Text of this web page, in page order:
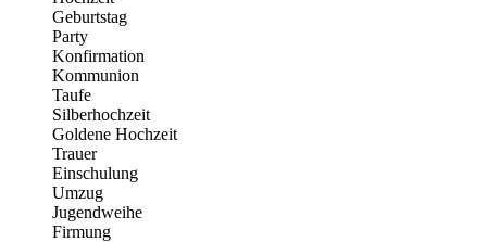
Geburtstag
Party
Konfirmation
Kommunion
Taufe
Silberhochzeit
Goldene Hochzeit
Trauer
Einschulung
Umzug
Jugendweihe
Firmung